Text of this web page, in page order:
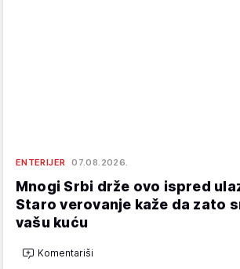
ENTERIJER 07.08.2026.
Mnogi Srbi drže ovo ispred
Staro verovanje kaže da zato
vašu kuću
Komentariši